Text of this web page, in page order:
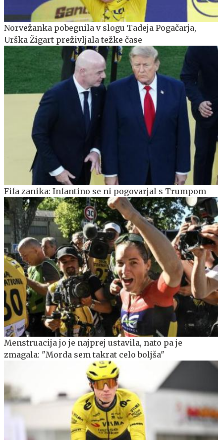
Norvežanka pobegnila v slogu Tadeja Pogačarja,
Urška Žigart preživljala težke čase
Fifa zanika: Infantino se ni pogovarjal s Trumpom
Menstruacija jo je najprej ustavila, nato pa je
zmagala: "Morda sem takrat celo boljša"